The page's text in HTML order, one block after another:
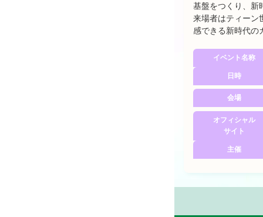
基盤をつくり、新
来場者はティーン
感できる新時代の
イベント名称
日時
会場
オフィシャル
サイト
主催